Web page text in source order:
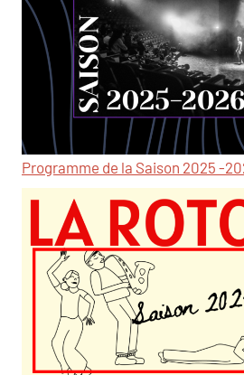
Programme de la Saison 2025 -